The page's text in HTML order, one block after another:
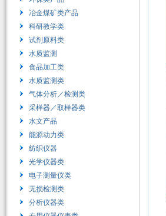
冶金煤矿类产品
科研教学类
试剂原料类
水质监测
食品加工类
水质监测类
气体分析／检测类
采样器／取样器类
水文产品
能源动力类
纺织仪器
光学仪器类
电子测量仪类
无损检测类
分析仪器类